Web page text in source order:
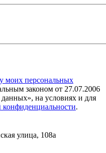
моих персональных
законом от 27.07.2006
на условиях и для
.
улица, 108а